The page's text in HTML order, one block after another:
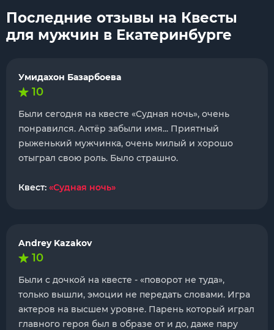
Последние отзывы на Квесты
для мужчин в Екатеринбурге
Умидахон Базарбоева
10
Были сегодня на квесте «Судная ночь», очень
понравился. Актёр забыли имя... Приятный
рыженький мужчинка, очень милый и хорошо
отыграл свою роль. Было страшно.
Квест: «Судная ночь»
Andrey Kazakov
10
Были с дочкой на квесте - «поворот не туда»,
только вышли, эмоции не передать словами. Игра
актеров на высшем уровне. Парень который играл
главного героя был в образе от и до, даже пару